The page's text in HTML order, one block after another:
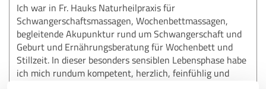
Ich war in Fr. Hauks Naturheilpraxis für
Schwangerschaftsmassagen, Wochenbettmassagen,
begleitende Akupunktur rund um Schwangerschaft und
Geburt und Ernährungsberatung für Wochenbett und
Stillzeit. In dieser besonders sensiblen Lebensphase habe
ich mich rundum kompetent, herzlich, feinfühlig und